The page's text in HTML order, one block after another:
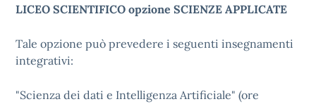
LICEO SCIENTIFICO opzione SCIENZE APPLICATE
Tale opzione può prevedere i seguenti insegnamenti
integrativi:
"Scienza dei dati e Intelligenza Artificiale" (ore